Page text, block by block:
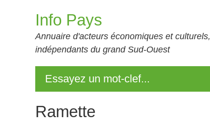
Info Pays
Annuaire d'acteurs économiques et culturels,
indépendants du grand Sud-Ouest
Essayez un mot-clef...
Ramette